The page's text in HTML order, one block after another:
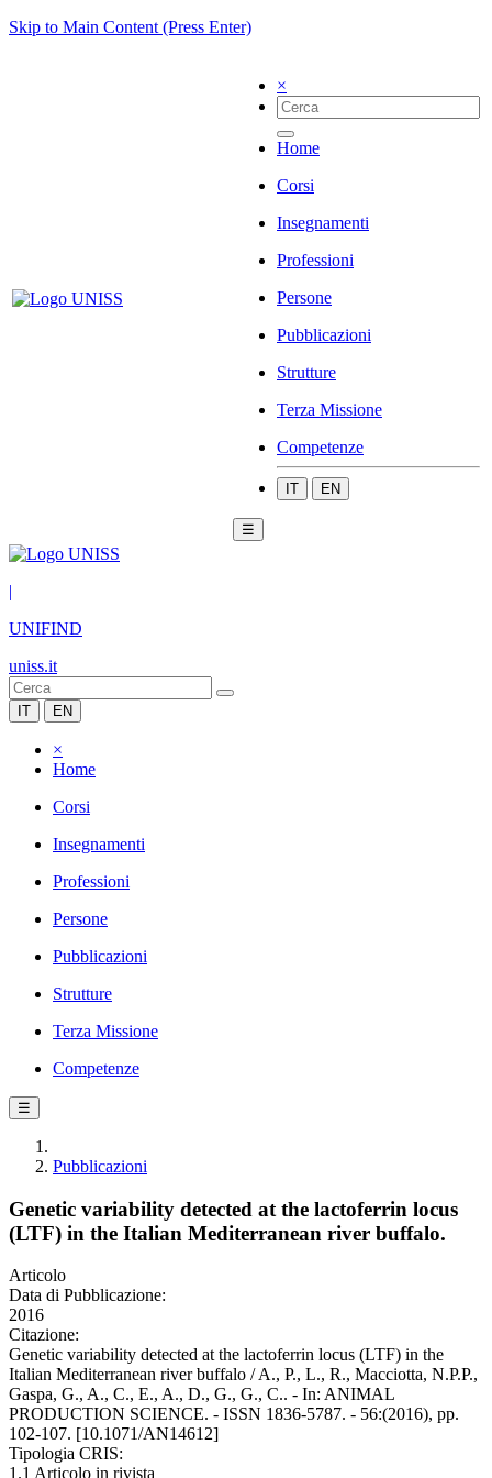
Skip to Main Content (Press Enter)
×
Home
Corsi
Insegnamenti
Professioni
Persone
Pubblicazioni
Strutture
Terza Missione
Competenze
IT EN
☰
|
UNIFIND
uniss.it
IT EN
×
Home
Corsi
Insegnamenti
Professioni
Persone
Pubblicazioni
Strutture
Terza Missione
Competenze
☰
Pubblicazioni
Genetic variability detected at the lactoferrin locus
(LTF) in the Italian Mediterranean river buffalo.
Articolo
Data di Pubblicazione:
2016
Citazione:
Genetic variability detected at the lactoferrin locus (LTF) in the
Italian Mediterranean river buffalo / A., P., L., R., Macciotta, N.P.P.,
Gaspa, G., A., C., E., A., D., G., G., C.. - In: ANIMAL
PRODUCTION SCIENCE. - ISSN 1836-5787. - 56:(2016), pp.
102-107. [10.1071/AN14612]
Tipologia CRIS:
1.1 Articolo in rivista